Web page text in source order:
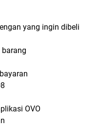
yang ingin dibeli
OVO